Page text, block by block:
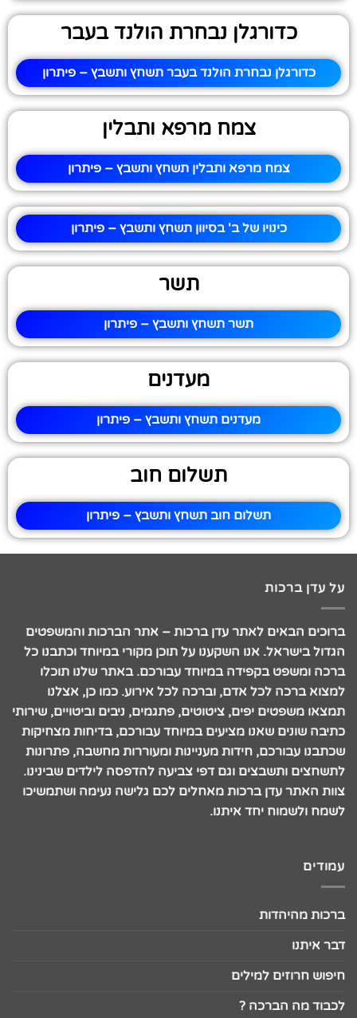
כדורגלן נבחרת הולנד בעבר
כדורגלן נבחרת הולנד בעבר תשחץ ותשבץ – פיתרון
צמח מרפא ותבלין
צמח מרפא ותבלין תשחץ ותשבץ – פיתרון
כינויו של ב' בסיוון תשחץ ותשבץ – פיתרון
תשר
תשר תשחץ ותשבץ – פיתרון
מעדנים
מעדנים תשחץ ותשבץ – פיתרון
תשלום חוב
תשלום חוב תשחץ ותשבץ – פיתרון
על עדן ברכות
ברוכים הבאים לאתר עדן ברכות – אתר הברכות והמשפטים
הגדול בישראל. אנו השקענו על תוכן מקורי במיוחד וכתבנו כל
ברכה ומשפט בקפידה במיוחד עבורכם. באתר שלנו תוכלו
למצוא ברכה לכל אדם, וברכה לכל אירוע. כמו כן, אצלנו
תמצאו משפטים יפים, ציטוטים, פתגמים, ניבים וביטויים, שירותי
כתיבה שונים שאנו מציעים במיוחד עבורכם, בדיחות מצחיקות
שכתבנו עבורכם, חידות מעניינות ומעוררות מחשבה, פתרונות
לתשחצים ותשבצים וגם דפי צביעה להדפסה לילדים שבינינו.
צוות האתר עדן ברכות מאחלים לכם גלישה נעימה ושתמשיכו
לשמח ולשמוח יחד איתנו.
עמודים
ברכות מהיהדות
דבר איתנו
חיפוש חרוזים למילים
לכבוד מה הברכה ?